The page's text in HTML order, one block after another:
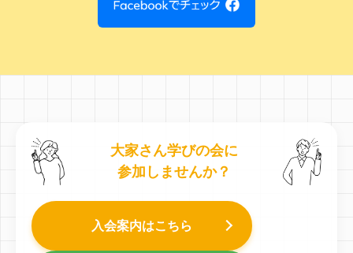
大家さん学びの会に
参加しませんか？
入会案内はこちら